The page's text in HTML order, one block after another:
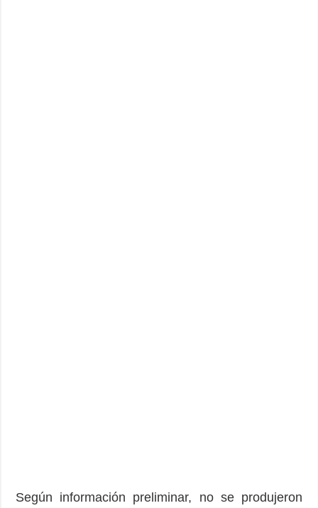
Según información preliminar, no se produjeron